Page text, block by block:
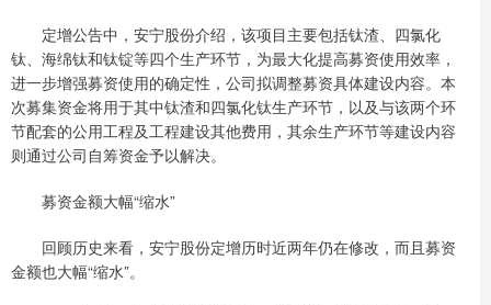
定增公告中，安宁股份介绍，该项目主要包括钛渣、四氯化
钛、海绵钛和钛锭等四个生产环节，为最大化提高募资使用效率，
进一步增强募资使用的确定性，公司拟调整募资具体建设内容。本
次募集资金将用于其中钛渣和四氯化钛生产环节，以及与该两个环
节配套的公用工程及工程建设其他费用，其余生产环节等建设内容
则通过公司自筹资金予以解决。
募资金额大幅“缩水”
回顾历史来看，安宁股份定增历时近两年仍在修改，而且募资
金额也大幅“缩水”。